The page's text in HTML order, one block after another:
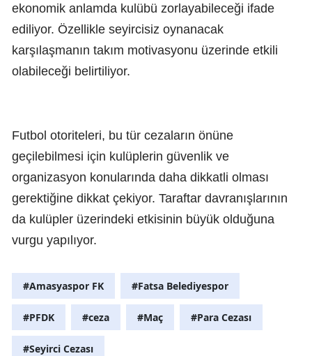
ekonomik anlamda kulübü zorlayabileceği ifade
ediliyor. Özellikle seyircisiz oynanacak
karşılaşmanın takım motivasyonu üzerinde etkili
olabileceği belirtiliyor.
Futbol otoriteleri, bu tür cezaların önüne
geçilebilmesi için kulüplerin güvenlik ve
organizasyon konularında daha dikkatli olması
gerektiğine dikkat çekiyor. Taraftar davranışlarının
da kulüpler üzerindeki etkisinin büyük olduğuna
vurgu yapılıyor.
#Amasyaspor FK #Fatsa Belediyespor
#PFDK #ceza #Maç #Para Cezası
#Seyirci Cezası